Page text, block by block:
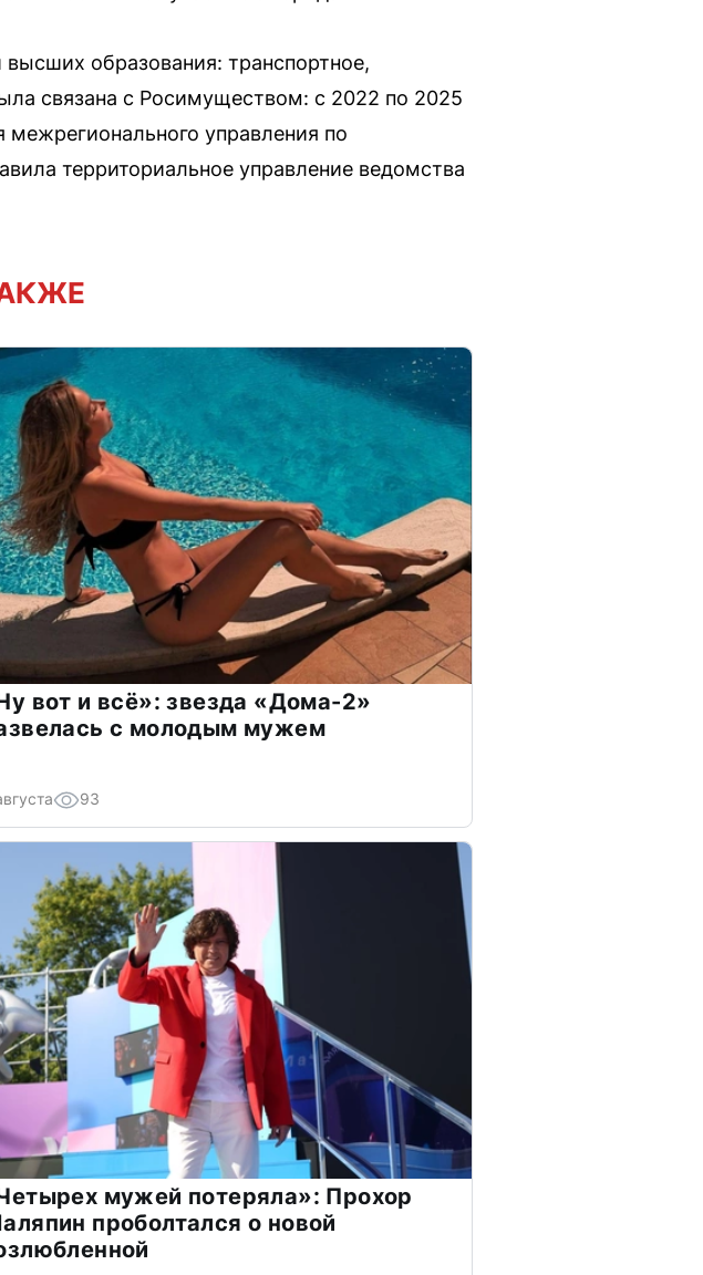
образования: транспортное,
связана с Росимуществом: с 2022 по 2025
управления по
территориальное управление ведомства
вот и всё»: звезда «Дома-2»
с молодым мужем
93
мужей потеряла»: Прохор
проболтался о новой